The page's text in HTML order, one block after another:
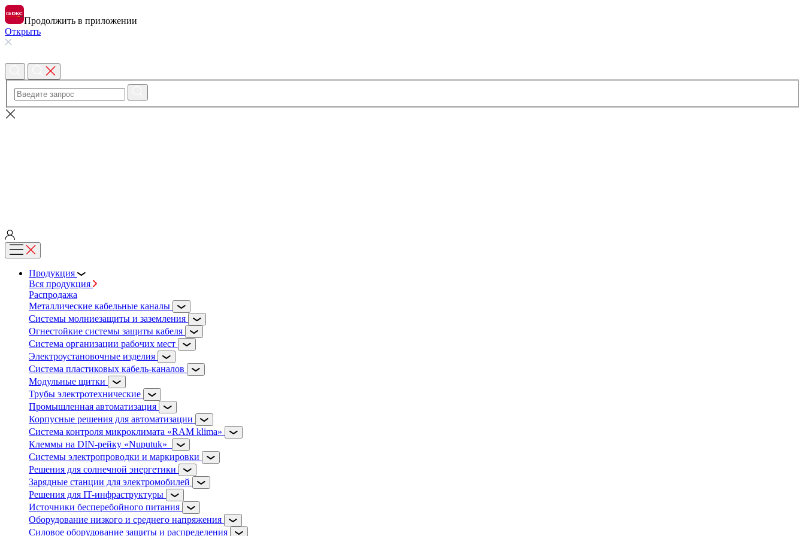
Продолжить в приложении
Открыть
Продукция
Вся продукция
Распродажа
Металлические кабельные каналы
Системы молниезащиты и заземления
Огнестойкие системы защиты кабеля
Система организации рабочих мест
Электроустановочные изделия
Система пластиковых кабель-каналов
Модульные щитки
Трубы электротехнические
Промышленная автоматизация
Корпусные решения для автоматизации
Система контроля микроклимата «RAM klima»
Клеммы на DIN-рейку «Nuputuk»
Системы электропроводки и маркировки
Решения для солнечной энергетики
Зарядные станции для электромобилей
Решения для IT-инфраструктуры
Источники бесперебойного питания
Оборудование низкого и среднего напряжения
Силовое оборудование защиты и распределения